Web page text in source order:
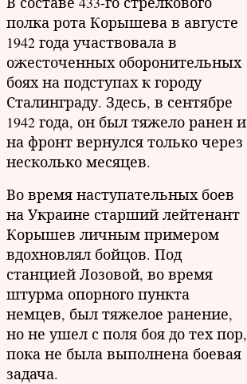
полка рота Корышева в августе
1942 года участвовала в
ожесточенных оборонительных
боях на подступах к городу
Сталинграду. Здесь, в сентябре
1942 года, он был тяжело ранен и
на фронт вернулся только через
несколько месяцев.
Во время наступательных боев
на Украине старший лейтенант
Корышев личным примером
вдохновлял бойцов. Под
станцией Лозовой, во время
штурма опорного пункта
немцев, был тяжелое ранение,
но не ушел с поля боя до тех пор,
пока не была выполнена боевая
задача.